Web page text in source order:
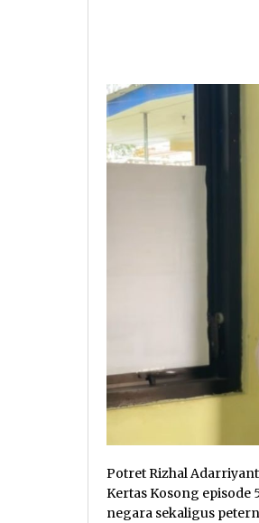
Potret Rizhal
Kertas Kosong episode
negara sekaligus